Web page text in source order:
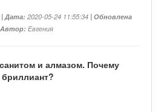
| Дата:2020-05-24 11:55:34 | Обновлена
Евгения
и алмазом. Почему